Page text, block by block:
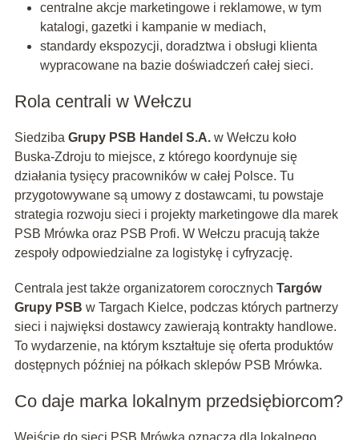
centralne akcje marketingowe i reklamowe, w tym
katalogi, gazetki i kampanie w mediach,
standardy ekspozycji, doradztwa i obsługi klienta
wypracowane na bazie doświadczeń całej sieci.
Rola centrali w Wełczu
Siedziba Grupy PSB Handel S.A.w Wełczu koło
Buska‑Zdroju to miejsce, z którego koordynuje się
działania tysięcy pracowników w całej Polsce. Tu
przygotowywane są umowy z dostawcami, tu powstaje
strategia rozwoju sieci i projekty marketingowe dla marek
PSB Mrówka oraz PSB Profi. W Wełczu pracują także
zespoły odpowiedzialne za logistykę i cyfryzację.
Centrala jest także organizatorem corocznych Targów
Grupy PSB w Targach Kielce, podczas których partnerzy
sieci i najwięksi dostawcy zawierają kontrakty handlowe.
To wydarzenie, na którym kształtuje się oferta produktów
dostępnych później na półkach sklepów PSB Mrówka.
Co daje marka lokalnym przedsiębiorcom?
Wejście do sieci PSB Mrówka oznacza dla lokalnego